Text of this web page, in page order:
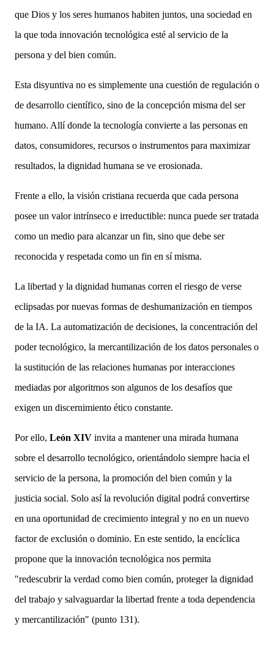
que Dios y los seres humanos habiten juntos, una sociedad en
la que toda innovación tecnológica esté al servicio de la
persona y del bien común.
Esta disyuntiva no es simplemente una cuestión de regulación o
de desarrollo científico, sino de la concepción misma del ser
humano. Allí donde la tecnología convierte a las personas en
datos, consumidores, recursos o instrumentos para maximizar
resultados, la dignidad humana se ve erosionada.
Frente a ello, la visión cristiana recuerda que cada persona
posee un valor intrínseco e irreductible: nunca puede ser tratada
como un medio para alcanzar un fin, sino que debe ser
reconocida y respetada como un fin en sí misma.
La libertad y la dignidad humanas corren el riesgo de verse
eclipsadas por nuevas formas de deshumanización en tiempos
de la IA. La automatización de decisiones, la concentración del
poder tecnológico, la mercantilización de los datos personales o
la sustitución de las relaciones humanas por interacciones
mediadas por algoritmos son algunos de los desafíos que
exigen un discernimiento ético constante.
Por ello, León XIV invita a mantener una mirada humana
sobre el desarrollo tecnológico, orientándolo siempre hacia el
servicio de la persona, la promoción del bien común y la
justicia social. Solo así la revolución digital podrá convertirse
en una oportunidad de crecimiento integral y no en un nuevo
factor de exclusión o dominio. En este sentido, la encíclica
propone que la innovación tecnológica nos permita
"redescubrir la verdad como bien común, proteger la dignidad
del trabajo y salvaguardar la libertad frente a toda dependencia
y mercantilización" (punto 131).